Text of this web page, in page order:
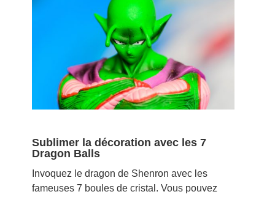
Sublimer la décoration avec les 7
Dragon Balls
Invoquez le dragon de Shenron avec les
fameuses 7 boules de cristal. Vous pouvez